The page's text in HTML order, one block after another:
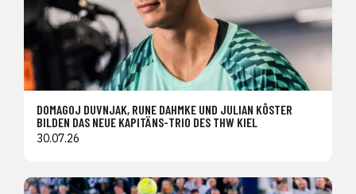
DOMAGOJ DUVNJAK, RUNE DAHMKE UND JULIAN KÖSTER
BILDEN DAS NEUE KAPITÄNS-TRIO DES THW KIEL
30.07.26